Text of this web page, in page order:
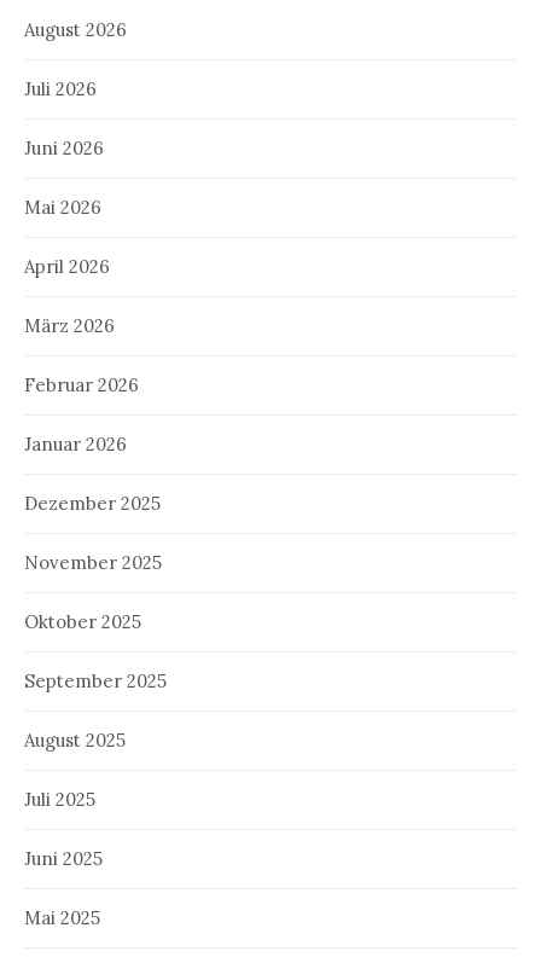
August 2026
Juli 2026
Juni 2026
Mai 2026
April 2026
März 2026
Februar 2026
Januar 2026
Dezember 2025
November 2025
Oktober 2025
September 2025
August 2025
Juli 2025
Juni 2025
Mai 2025